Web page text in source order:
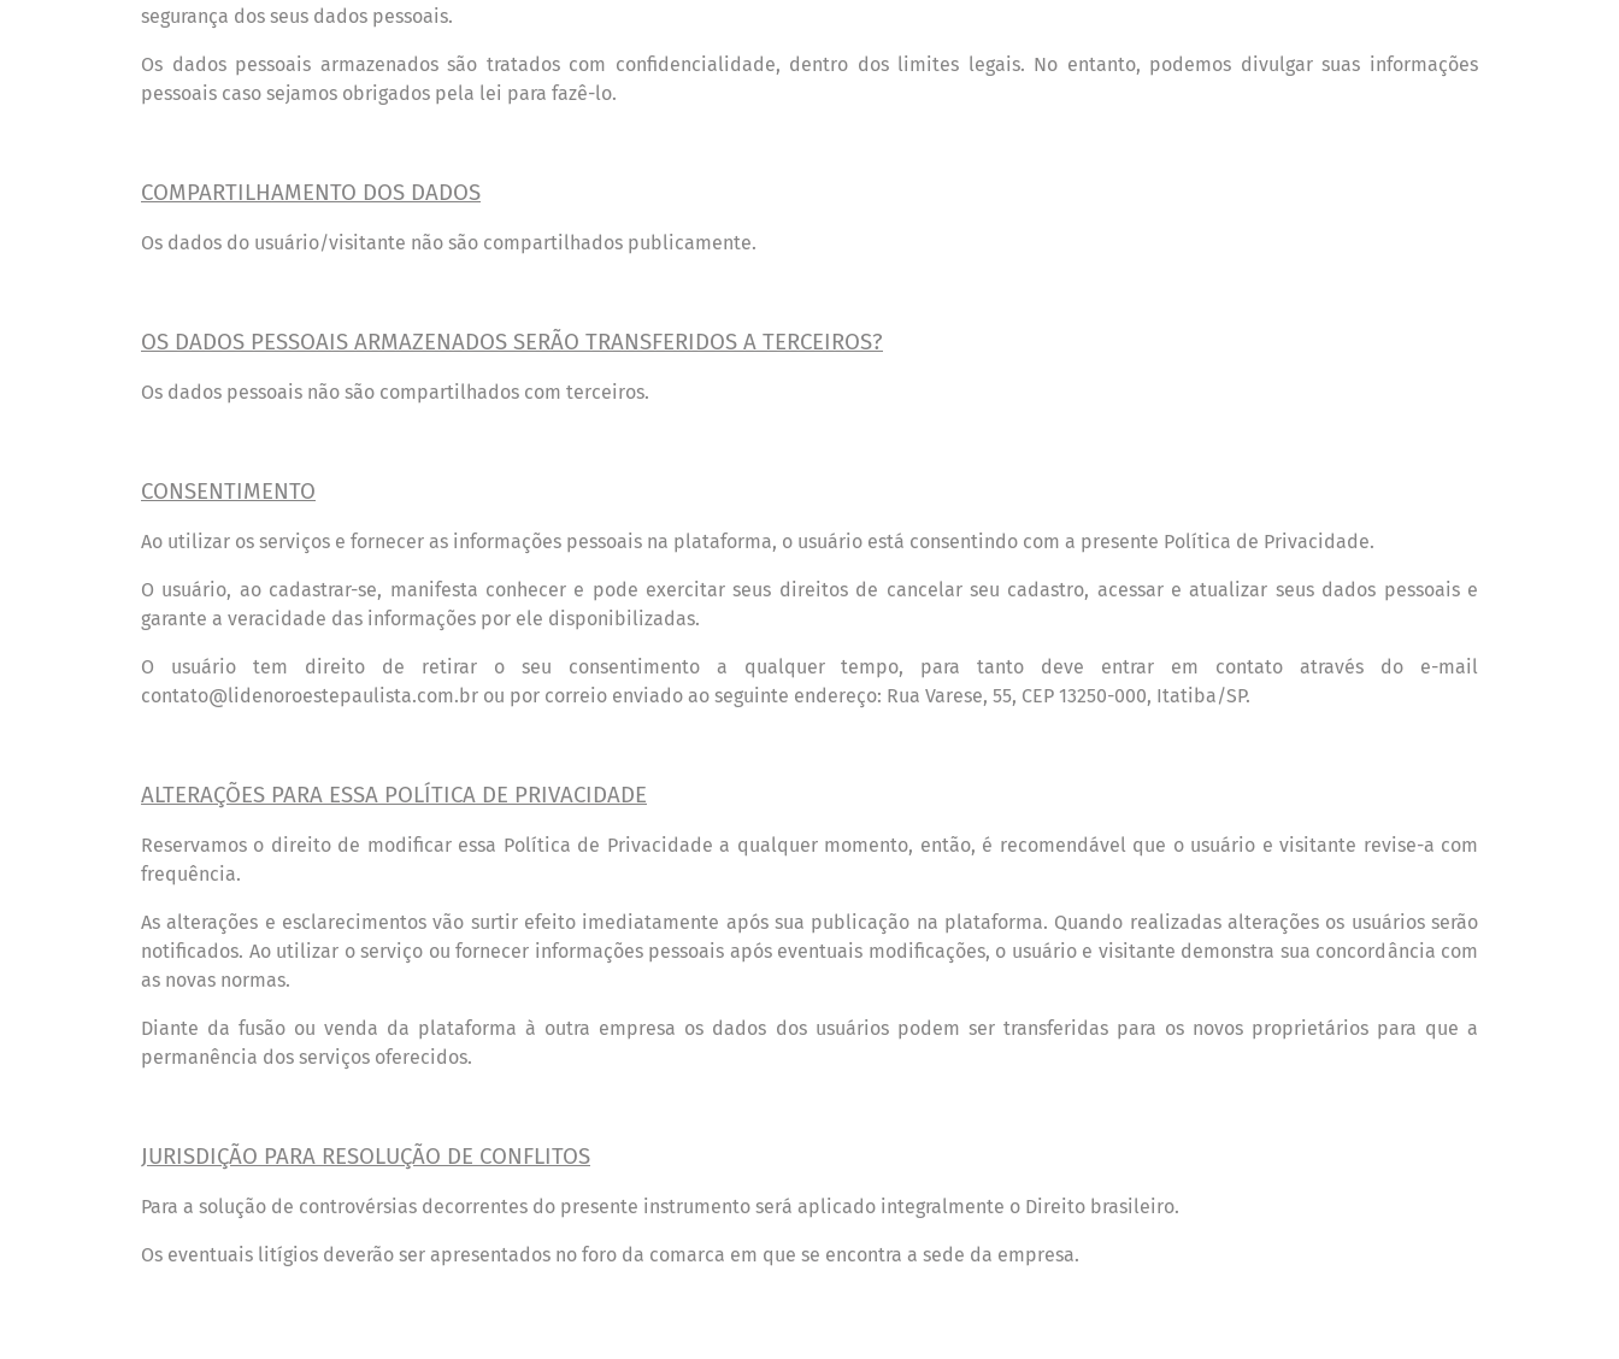
segurança dos seus dados pessoais.
Os dados pessoais armazenados são tratados com confidencialidade, dentro dos limites legais. No entanto, podemos divulgar suas informações
pessoais caso sejamos obrigados pela lei para fazê-lo.
COMPARTILHAMENTO DOS DADOS
Os dados do usuário/visitante não são compartilhados publicamente.
OS DADOS PESSOAIS ARMAZENADOS SERÃO TRANSFERIDOS A TERCEIROS?
Os dados pessoais não são compartilhados com terceiros.
CONSENTIMENTO
Ao utilizar os serviços e fornecer as informações pessoais na plataforma, o usuário está consentindo com a presente Política de Privacidade.
O usuário, ao cadastrar-se, manifesta conhecer e pode exercitar seus direitos de cancelar seu cadastro, acessar e atualizar seus dados pessoais e
garante a veracidade das informações por ele disponibilizadas.
O usuário tem direito de retirar o seu consentimento a qualquer tempo, para tanto deve entrar em contato através do e-mail
contato@lidenoroestepaulista.com.br ou por correio enviado ao seguinte endereço: Rua Varese, 55, CEP 13250-000, Itatiba/SP.
ALTERAÇÕES PARA ESSA POLÍTICA DE PRIVACIDADE
Reservamos o direito de modificar essa Política de Privacidade a qualquer momento, então, é recomendável que o usuário e visitante revise-a com
frequência.
As alterações e esclarecimentos vão surtir efeito imediatamente após sua publicação na plataforma. Quando realizadas alterações os usuários serão
notificados. Ao utilizar o serviço ou fornecer informações pessoais após eventuais modificações, o usuário e visitante demonstra sua concordância com
as novas normas.
Diante da fusão ou venda da plataformaà outra empresa os dados dos usuários podem ser transferidas para os novos proprietários para que a
permanência dos serviços oferecidos.
JURISDIÇÃO PARA RESOLUÇÃO DE CONFLITOS
Para a solução de controvérsias decorrentes do presente instrumento será aplicado integralmente o Direito brasileiro.
Os eventuais litígios deverão ser apresentados no foro da comarca em que se encontra a sede da empresa.